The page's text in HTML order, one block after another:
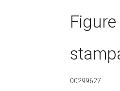
00299627